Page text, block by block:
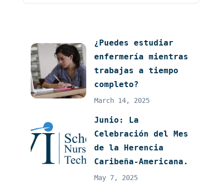
¿Puedes estudiar
enfermería mientras
trabajas a tiempo
completo?
March 14, 2025
Junio: La
Celebración del Mes
de la Herencia
Caribeña-Americana.
May 7, 2025